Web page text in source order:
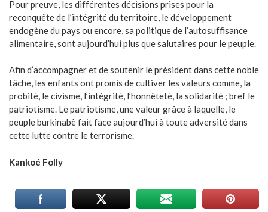
Pour preuve, les différentes décisions prises pour la
reconquête de l’intégrité du territoire, le développement
endogène du pays ou encore, sa politique de l’autosuffisance
alimentaire, sont aujourd’hui plus que salutaires pour le peuple.
Afin d’accompagner et de soutenir le président dans cette noble
tâche, les enfants ont promis de cultiver les valeurs comme, la
probité, le civisme, l’intégrité, l’honnêteté, la solidarité ; bref le
patriotisme. Le patriotisme, une valeur grâce à laquelle, le
peuple burkinabè fait face aujourd’hui à toute adversité dans
cette lutte contre le terrorisme.
Kankoé Folly